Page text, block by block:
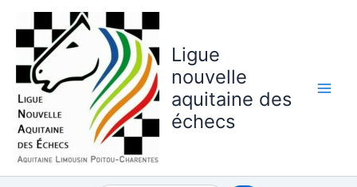
contenu
Ligue
nouvelle
aquitaine des
échecs